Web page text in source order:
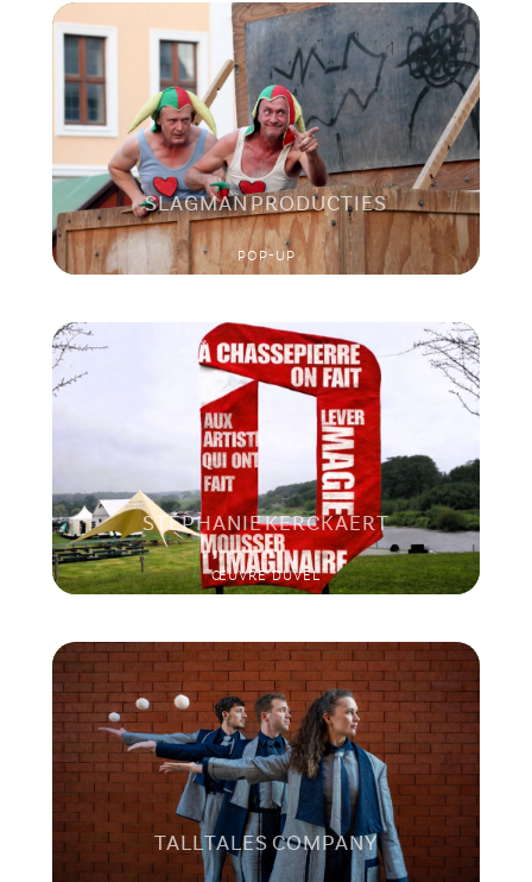
SLAGMAN PRODUCTIES
POP-UP
STÉPHANIE KERCKAERT
ŒUVRE DUVEL
TALL TALES COMPANY